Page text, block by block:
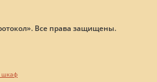
Все права защищены.
шкаф